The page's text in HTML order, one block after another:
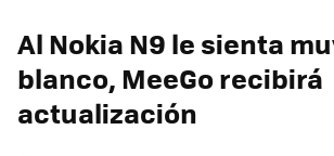
Al Nokia N9 le sienta
blanco, MeeGo recibirá
actualización